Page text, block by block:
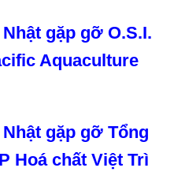
gặp gỡ O.S.I.
Aquaculture
gặp gỡ Tổng
Hoá chất Việt Trì